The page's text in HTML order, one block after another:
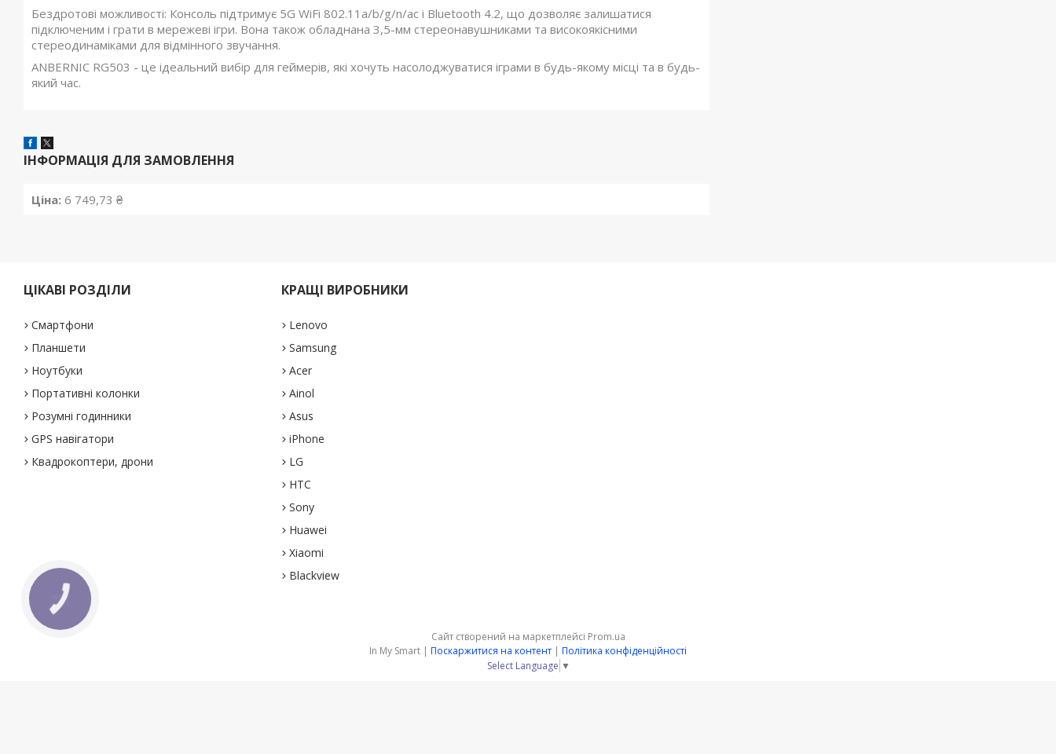
Бездротові можливості: Консоль підтримує 5G WiFi 802.11a/b/g/n/ac і Bluetooth 4.2, що дозволяє залишатися
підключеним і грати в мережеві ігри. Вона також обладнана 3,5-мм стереонавушниками та високоякісними
стереодинаміками для відмінного звучання.
ANBERNIC RG503 - це ідеальний вибір для геймерів, які хочуть насолоджуватися іграми в будь-якому місці та в будь-
який час.
ІНФОРМАЦІЯ ДЛЯ ЗАМОВЛЕННЯ
Ціна: 6 749,73 ₴
ЦІКАВІ РОЗДІЛИ
Смартфони
Планшети
Ноутбуки
Портативні колонки
Розумні годинники
GPS навігатори
Квадрокоптери, дрони
КРАЩІ ВИРОБНИКИ
Lenovo
Samsung
Acer
Ainol
Asus
iPhone
LG
HTC
Sony
Huawei
Xiaomi
Blackview
Сайт створений на маркетплейсі Prom.ua
In My Smart | Поскаржитися на контент | Політика конфіденційності
Select Language ▼
КНОПКА
ЗВ'ЯЗКУ